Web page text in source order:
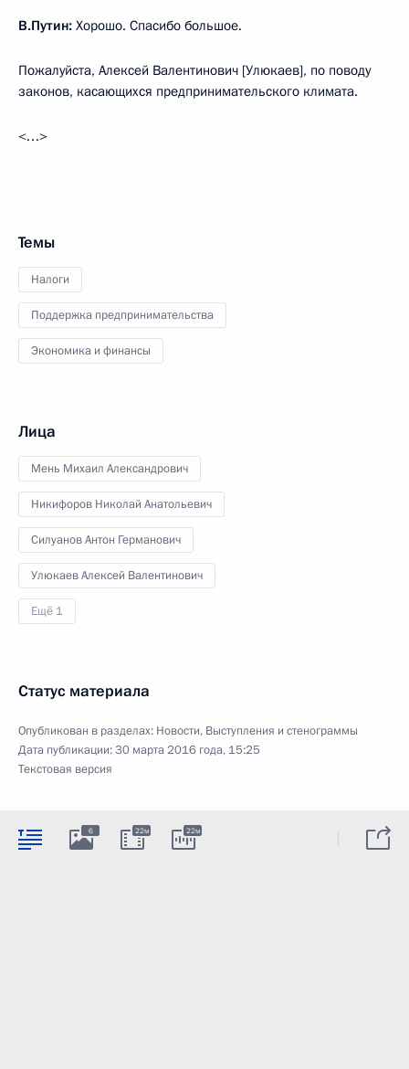
В.Путин: Хорошо. Спасибо большое.
Пожалуйста, Алексей Валентинович [Улюкаев], по поводу
законов, касающихся предпринимательского климата.
<…>
Темы
Налоги
Поддержка предпринимательства
Экономика и финансы
Лица
Мень Михаил Александрович
Никифоров Николай Анатольевич
Силуанов Антон Германович
Улюкаев Алексей Валентинович
Ещё 1
Статус материала
Опубликован в разделах: Новости, Выступления и стенограммы
Дата публикации:30 марта 2016 года, 15:25
Текстовая версия
6 22м 22м